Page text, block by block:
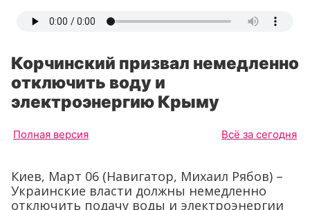
Корчинский призвал немедленно
отключить воду и
электроэнергию Крыму
Полная версия Всё за сегодня
Киев, Март 06 (Навигатор, Михаил Рябов) –
Украинские власти должны немедленно
отключить подачу воды и электроэнергии